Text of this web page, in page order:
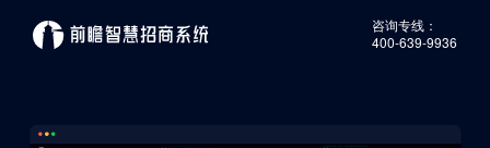
咨询专线：
400-639-9936